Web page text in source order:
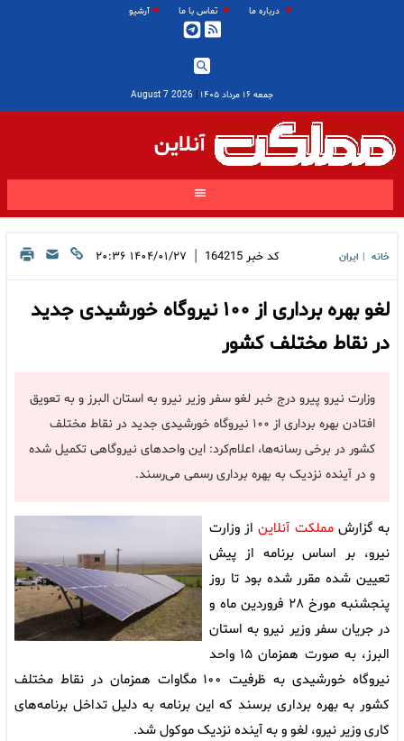
درباره ما تماس با ما آرشیو
جمعه ۱۶ مرداد ۱۴۰۵ |
2026 August 7
آنلاین
خانه ایران کد خبر 164215
| ۱۴۰۴/۰۱/۲۷ ۲۰:۳۶
لغو بهره برداری از ۱۰۰ نیروگاه خورشیدی جدید
در نقاط مختلف کشور
وزارت نیرو پیرو درج خبر لغو سفر وزیر نیرو به استان البرز و به تعویق
افتادن بهره برداری از ۱۰۰ نیروگاه خورشیدی جدید در نقاط مختلف
کشور در برخی رسانه‌ها، اعلام‌کرد: این واحدهای نیروگاهی تکمیل شده
و در آینده نزدیک به بهره برداری رسمی می‌رسند.
به گزارشمملکت آنلاین از وزارت
نیرو، بر اساس برنامه از پیش
تعیین شده مقرر شده بود تا روز
پنجشنبه مورخ ۲۸ فروردین ماه و
در جریان سفر وزیر نیرو به استان
البرز، به صورت همزمان ۱۵ واحد
نیروگاه خورشیدی به ظرفیت ۱۰۰ مگاوات همزمان در نقاط مختلف
کشور به بهره برداری برسند که این برنامه به دلیل تداخل برنامه‌های
کاری وزیر نیرو، لغو و به آینده نزدیک موکول شد.